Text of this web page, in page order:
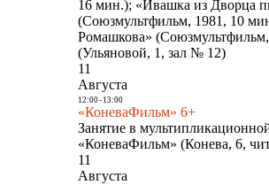
16 мин.); «Ивашка из Дворца
(Союзмультфильм, 1981, 10
Ромашкова»
(Ульяновой, 1, зал № 12)
11
Августа
12:00- 13:00
«КоневаФильм» 6+
Занятие в
«КоневаФильм» (Конева, 6,
11
Августа